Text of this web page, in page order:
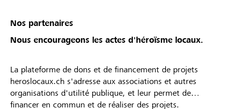
Nos partenaires
Nous encourageons les actes d'héroïsme locaux.
La plateforme de dons et de financement de projets
heroslocaux.ch s'adresse aux associations et autres
organisations d'utilité publique, et leur permet de
financer en commun et de réaliser des projets.